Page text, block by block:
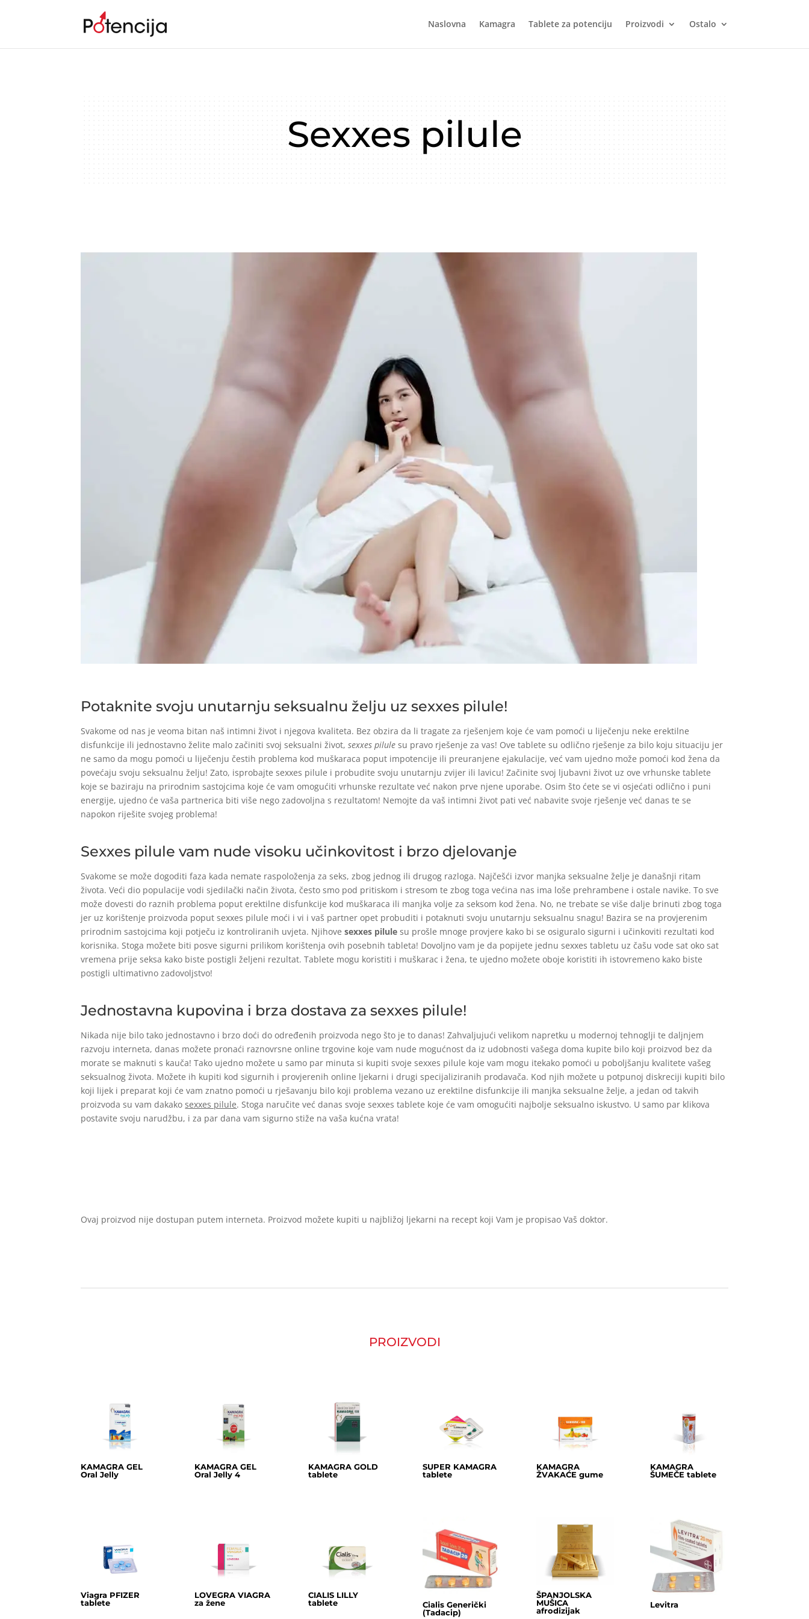
Naslovna Kamagra Tablete za potenciju Proizvodi Ostalo
Sexxes pilule
Potaknite svoju unutarnju seksualnu želju uz sexxes pilule!
Svakome od nas je veoma bitan naš intimni život i njegova kvaliteta. Bez obzira da li tragate za rješenjem koje će vam pomoći u liječenju neke erektilne
disfunkcije ili jednostavno želite malo začiniti svoj seksualni život,sexxes pilule su pravo rješenje za vas! Ove tablete su odlično rješenje za bilo koju situaciju jer
ne samo da mogu pomoći u liječenju čestih problema kod muškaraca poput impotencije ili preuranjene ejakulacije, već vam ujedno može pomoći kod žena da
povećaju svoju seksualnu želju! Zato, isprobajte sexxes pilule i probudite svoju unutarnju zvijer ili lavicu! Začinite svoj ljubavni život uz ove vrhunske tablete
koje se baziraju na prirodnim sastojcima koje će vam omogućiti vrhunske rezultate već nakon prve njene uporabe. Osim što ćete se vi osjećati odlično i puni
energije, ujedno će vaša partnerica biti više nego zadovoljna s rezultatom! Nemojte da vaš intimni život pati već nabavite svoje rješenje već danas te se
napokon riješite svojeg problema!
Sexxes pilule vam nude visoku učinkovitost i brzo djelovanje
Svakome se može dogoditi faza kada nemate raspoloženja za seks, zbog jednog ili drugog razloga. Najčešći izvor manjka seksualne želje je današnji ritam
života. Veći dio populacije vodi sjedilački način života, često smo pod pritiskom i stresom te zbog toga većina nas ima loše prehrambene i ostale navike. To sve
može dovesti do raznih problema poput erektilne disfunkcije kod muškaraca ili manjka volje za seksom kod žena. No, ne trebate se više dalje brinuti zbog toga
jer uz korištenje proizvoda poput sexxes pilule moći i vi i vaš partner opet probuditi i potaknuti svoju unutarnju seksualnu snagu! Bazira se na provjerenim
prirodnim sastojcima koji potječu iz kontroliranih uvjeta. Njihovesexxes pilule su prošle mnoge provjere kako bi se osiguralo sigurni i učinkoviti rezultati kod
korisnika. Stoga možete biti posve sigurni prilikom korištenja ovih posebnih tableta! Dovoljno vam je da popijete jednu sexxes tabletu uz čašu vode sat oko sat
vremena prije seksa kako biste postigli željeni rezultat. Tablete mogu koristiti i muškarac i žena, te ujedno možete oboje koristiti ih istovremeno kako biste
postigli ultimativno zadovoljstvo!
Jednostavna kupovina i brza dostava za sexxes pilule!
Nikada nije bilo tako jednostavno i brzo doći do određenih proizvoda nego što je to danas! Zahvaljujući velikom napretku u modernoj tehnoglji te daljnjem
razvoju interneta, danas možete pronaći raznovrsne online trgovine koje vam nude mogućnost da iz udobnosti vašega doma kupite bilo koji proizvod bez da
morate se maknuti s kauča! Tako ujedno možete u samo par minuta si kupiti svoje sexxes pilule koje vam mogu itekako pomoći u poboljšanju kvalitete vašeg
seksualnog života. Možete ih kupiti kod sigurnih i provjerenih online ljekarni i drugi specijaliziranih prodavača. Kod njih možete u potpunoj diskreciji kupiti bilo
koji lijek i preparat koji će vam znatno pomoći u rješavanju bilo koji problema vezano uz erektilne disfunkcije ili manjka seksualne želje, a jedan od takvih
proizvoda su vam dakakosexxes pilule. Stoga naručite već danas svoje sexxes tablete koje će vam omogućiti najbolje seksualno iskustvo. U samo par klikova
postavite svoju narudžbu, i za par dana vam sigurno stiže na vaša kućna vrata!
Ovaj proizvod nije dostupan putem interneta. Proizvod možete kupiti u najbližoj ljekarni na recept koji Vam je propisao Vaš doktor.
PROIZVODI
KAMAGRA GEL
Oral Jelly
KAMAGRA GEL
Oral Jelly 4
KAMAGRA GOLD
tablete
SUPER KAMAGRA
tablete
KAMAGRA
ŽVAKAĆE gume
KAMAGRA
ŠUMEČE tablete
Viagra PFIZER
tablete
LOVEGRA VIAGRA
za žene
CIALIS LILLY
tablete
Cialis Generički
(Tadacip)
ŠPANJOLSKA
MUŠICA
afrodizijak
Levitra